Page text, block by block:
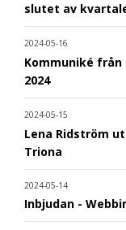
slutet av
2024-05-16
Kommuniké från
2024
2024-05-15
Lena Ridström
Triona
2024-05-14
Inbjudan -